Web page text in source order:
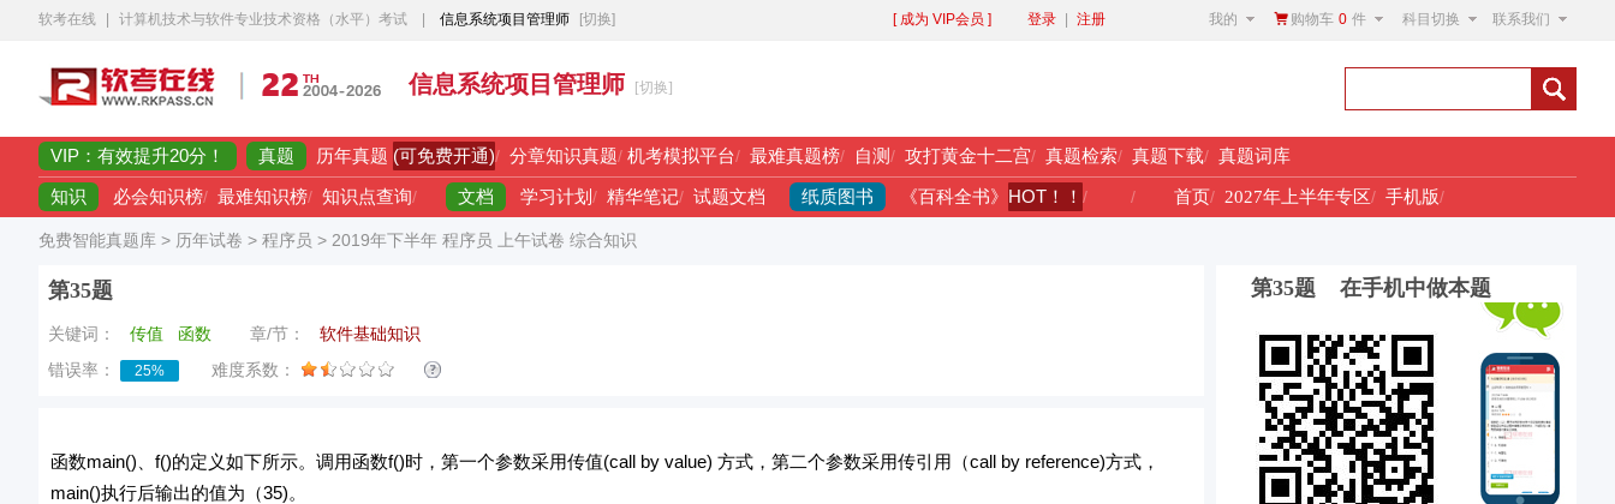
软考在线 计算机技术与软件专业技术资格（水平）考试 信息系统项目管理师 [切换] [ 成为 VIP会员 ] 登录 注册 我的 购物车 0 件 科目切换 联系我们
信息系统项目管理师 [切换]
VIP：有效提升20分！ 真题 历年真题 (可免费开通)/ 分章知识真题/ 机考模拟平台/ 最难真题榜/ 自测/ 攻打黄金十二宫/ 真题检索/ 真题下载/ 真题词库
知识 必会知识榜/ 最难知识榜/ 知识点查询/ 文档 学习计划/ 精华笔记/ 试题文档 纸质图书 《百科全书》 HOT！！ / / 首页/ 2027年上半年专区/ 手机版/
免费智能真题库 > 历年试卷 > 程序员 > 2019年下半年 程序员 上午试卷 综合知识
第35题
关键词： 传值 函数 章/节：
软件基础知识
错误率：
25% 难度系数：
函数main()、f()的定义如下所示。调用函数f()时，第一个参数采用传值(call by value) 方式，第二个参数采用传引用（call by reference)方式，
main()执行后输出的值为（35)。
第35题 在手机中做本题